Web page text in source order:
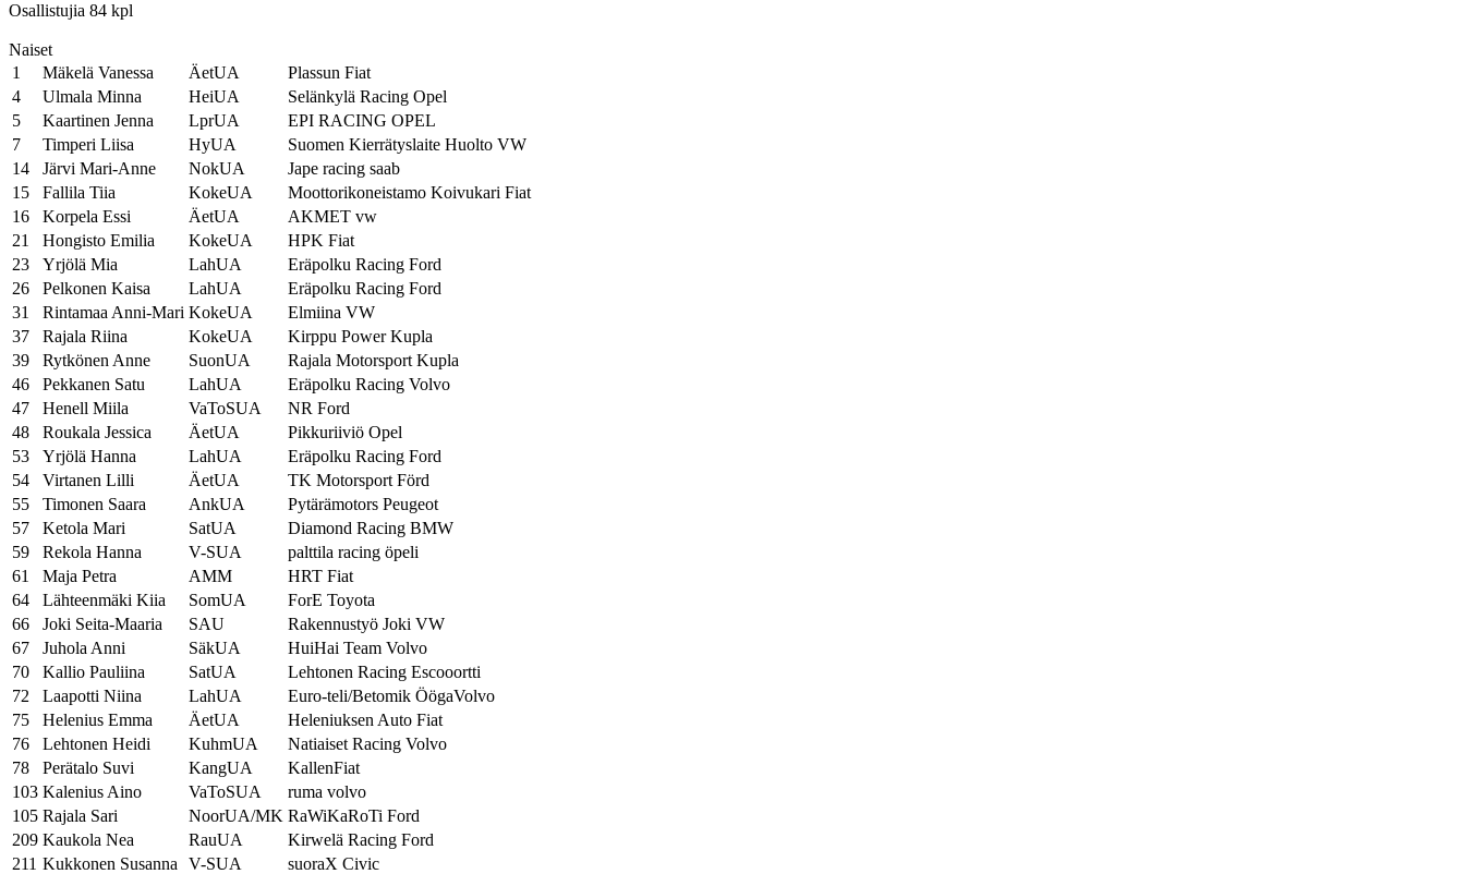
Osallistujia 84 kpl
Naiset
1
Mäkelä Vanessa ÄetUA
Plassun Fiat
4
Ulmala Minna HeiUA
Selänkylä Racing Opel
5
Kaartinen Jenna LprUA
EPI RACING OPEL
7
Timperi Liisa HyUA
Suomen Kierrätyslaite Huolto VW
14
Järvi Mari-Anne NokUA
Jape racing saab
15
Fallila Tiia KokeUA
Moottorikoneistamo Koivukari Fiat
16
Korpela Essi ÄetUA
AKMET vw
21
Hongisto Emilia KokeUA
HPK Fiat
23
Yrjölä Mia LahUA
Eräpolku Racing Ford
26
Pelkonen Kaisa LahUA
Eräpolku Racing Ford
31
Rintamaa Anni-Mari KokeUA
Elmiina VW
37
Rajala Riina KokeUA
Kirppu Power Kupla
39
Rytkönen Anne SuonUA
Rajala Motorsport Kupla
46
Pekkanen Satu LahUA
Eräpolku Racing Volvo
47
Henell Miila VaToSUA
NR Ford
48
Roukala Jessica ÄetUA
Pikkuriiviö Opel
53
Yrjölä Hanna LahUA
Eräpolku Racing Ford
54
Virtanen Lilli ÄetUA
TK Motorsport Förd
55
Timonen Saara AnkUA
Pytärämotors Peugeot
57
Ketola Mari SatUA
Diamond Racing BMW
59
Rekola Hanna V-SUA
palttila racing öpeli
61
Maja Petra AMM
HRT Fiat
64
Lähteenmäki Kiia SomUA
ForE Toyota
66
Joki Seita-Maaria SAU
Rakennustyö Joki VW
67
Juhola Anni SäkUA
HuiHai Team Volvo
70
Kallio Pauliina SatUA
Lehtonen Racing Escooortti
72
Laapotti Niina LahUA
Euro-teli/Betomik ÖögaVolvo
75
Helenius Emma ÄetUA
Heleniuksen Auto Fiat
76
Lehtonen Heidi KuhmUA
Natiaiset Racing Volvo
78
Perätalo Suvi KangUA
KallenFiat
103 Kalenius Aino VaToSUA
ruma volvo
105 Rajala Sari NoorUA/MK RaWiKaRoTi Ford
209 Kaukola Nea RauUA
Kirwelä Racing Ford
211 Kukkonen Susanna V-SUA
suoraX Civic